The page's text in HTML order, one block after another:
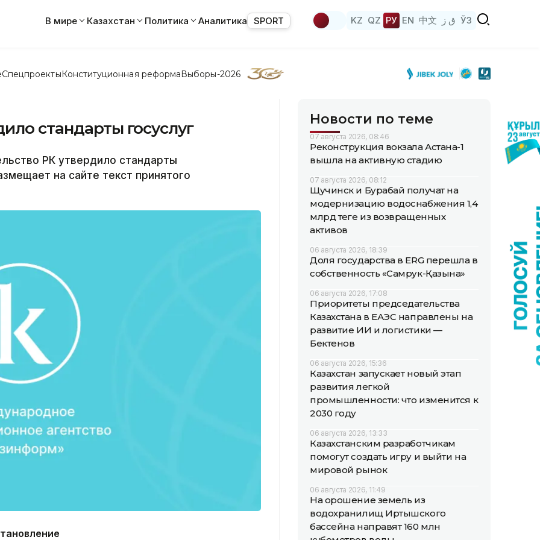
В мире Казахстан Политика Аналитика SPORT KZ QZ РУ EN 中文 ق ز ЎЗ
СпецпроектыКонституционная реформаВыборы-2026
стандарты госуслуг
РК утвердило стандарты
на сайте текст принятого
Новости по теме
07 августа 2026, 08:46
Реконструкция вокзала Астана-1
вышла на активную стадию
07 августа 2026, 08:12
Щучинск и Бурабай получат на
модернизацию водоснабжения 1,4
млрд теңге из возвращенных
активов
06 августа 2026, 18:39
Доля государства в ERG перешла в
собственность «Самрук-Қазына»
06 августа 2026, 17:08
Приоритеты председательства
Казахстана в ЕАЭС направлены на
развитие ИИ и логистики —
Бектенов
06 августа 2026, 15:36
Казахстан запускает новый этап
развития легкой
промышленности: что изменится к
2030 году
06 августа 2026, 13:33
Казахстанским разработчикам
помогут создать игру и выйти на
мировой рынок
06 августа 2026, 11:49
На орошение земель из
водохранилищ Иртышского
бассейна направят 160 млн